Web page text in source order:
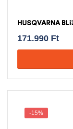
HUSQVARNA
171.990 Ft
-15%